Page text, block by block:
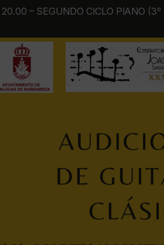
20.00 – SEGUNDO CICLO PIANO